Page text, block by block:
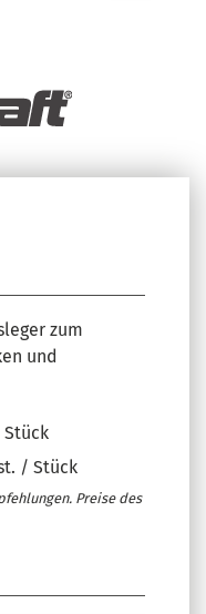
zum
und
Stück
/ Stück
Preise des